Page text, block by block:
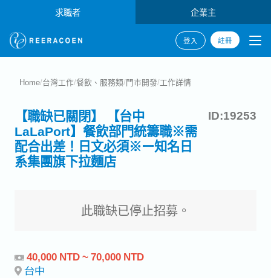
求職者 企業主
登入 註冊
Home/台灣工作/餐飲、服務類/門市開發/工作詳情
【職缺已關閉】 【台中
LaLaPort】餐飲部門統籌職※需
配合出差！日文必須※ー知名日
系集團旗下拉麵店
ID:19253
此職缺已停止招募。
40,000 NTD ~ 70,000 NTD
台中